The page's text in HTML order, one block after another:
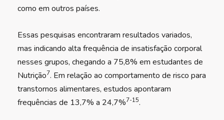
como em outros países.
Essas pesquisas encontraram resultados variados,
mas indicando alta frequência de insatisfação corporal
nesses grupos, chegando a 75,8% em estudantes de
Nutrição7. Em relação ao comportamento de risco para
transtornos alimentares, estudos apontaram
frequências de 13,7% a 24,7%7-15.